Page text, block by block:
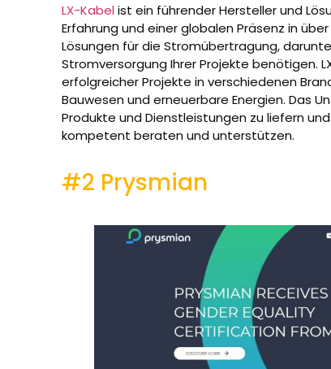
LX-Kabel ist ein führender Hersteller und
Erfahrung und einer globalen Präsenz in
Lösungen für die Stromübertragung,
Stromversorgung Ihrer Projekte benötigen.
erfolgreicher Projekte in verschiedenen
Bauwesen und erneuerbare Energien. Das
Produkte und Dienstleistungen zu liefern
kompetent beraten und unterstützen.
#2 Prysmian